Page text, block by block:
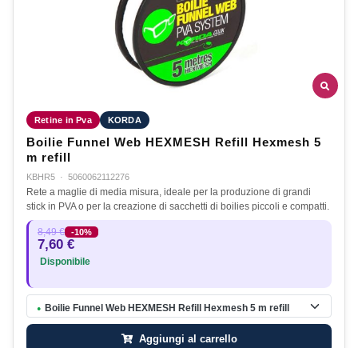
Retine in Pva KORDA
Boilie Funnel Web HEXMESH Refill Hexmesh 5
m refill
KBHR5 · 5060062112276
Rete a maglie di media misura, ideale per la produzione di grandi
stick in PVA o per la creazione di sacchetti di boilies piccoli e compatti.
8,49 € -10%
7,60 €
Disponibile
● Boilie Funnel Web HEXMESH Refill Hexmesh 5 m refill
Aggiungi al carrello